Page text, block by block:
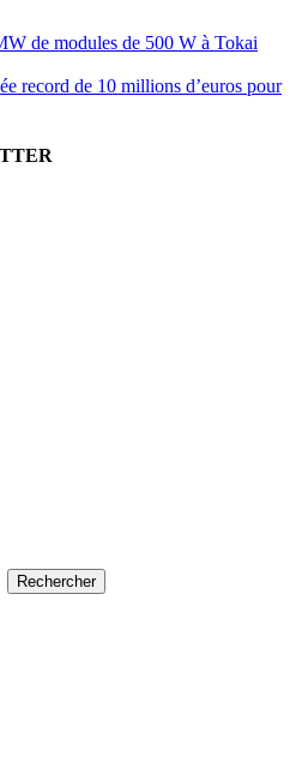
de modules de 500 W à Tokai
record de 10 millions d’euros pour